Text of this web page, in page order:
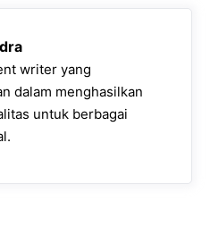
writer yang
dalam menghasilkan
untuk berbagai